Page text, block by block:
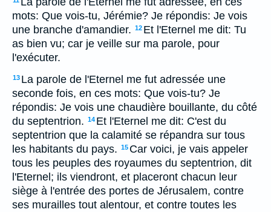
mots: Que vois-tu, Jérémie? Je répondis: Je vois
une branche d'amandier. 12 Et l'Eternel me dit: Tu
as bien vu; car je veille sur ma parole, pour
l'exécuter.
13 La parole de l'Eternel me fut adressée une
seconde fois, en ces mots: Que vois-tu? Je
répondis: Je vois une chaudière bouillante, du côté
du septentrion. 14 Et l'Eternel me dit: C'est du
septentrion que la calamité se répandra sur tous
les habitants du pays. 15 Car voici, je vais appeler
tous les peuples des royaumes du septentrion, dit
l'Eternel; ils viendront, et placeront chacun leur
siège à l'entrée des portes de Jérusalem, contre
ses murailles tout alentour, et contre toutes les